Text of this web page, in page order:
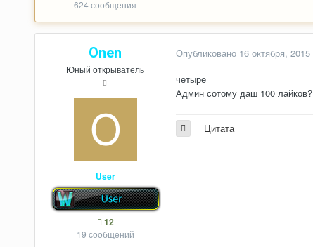
624 сообщения
Onen
Юный открыватель
User
12
19 сообщений
Опубликовано 16 октября, 2015
четыре
Админ сотому даш 100 лайков?
Цитата